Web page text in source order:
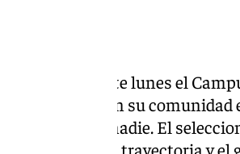
ha visitado este lunes el
compartir con su
indiferente a nadie. El